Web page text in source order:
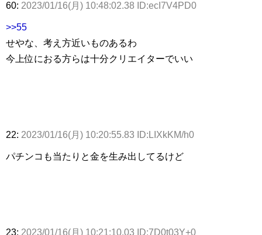
60: 2023/01/16(月) 10:48:02.38 ID:ecI7V4PD0
>>55
せやな、考え方近いものあるわ
今上位におる方らは十分クリエイターでいい
22: 2023/01/16(月) 10:20:55.83 ID:LIXkKM/h0
パチンコも当たりと金を生み出してるけど
23: 2023/01/16(月) 10:21:10.03 ID:7D0t03Y+0